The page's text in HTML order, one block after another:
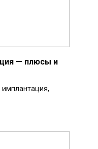
— плюсы и